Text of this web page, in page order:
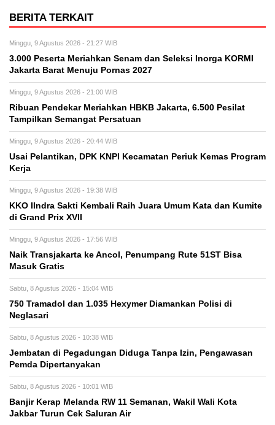
BERITA TERKAIT
Minggu, 9 Agustus 2026 - 21:27 WIB
3.000 Peserta Meriahkan Senam dan Seleksi Inorga KORMI
Jakarta Barat Menuju Pornas 2027
Minggu, 9 Agustus 2026 - 21:00 WIB
Ribuan Pendekar Meriahkan HBKB Jakarta, 6.500 Pesilat
Tampilkan Semangat Persatuan
Minggu, 9 Agustus 2026 - 20:44 WIB
Usai Pelantikan, DPK KNPI Kecamatan Periuk Kemas Program
Kerja
Minggu, 9 Agustus 2026 - 19:38 WIB
KKO IIndra Sakti Kembali Raih Juara Umum Kata dan Kumite
di Grand Prix XVII
Minggu, 9 Agustus 2026 - 17:56 WIB
Naik Transjakarta ke Ancol, Penumpang Rute 51ST Bisa
Masuk Gratis
Sabtu, 8 Agustus 2026 - 15:04 WIB
750 Tramadol dan 1.035 Hexymer Diamankan Polisi di
Neglasari
Sabtu, 8 Agustus 2026 - 10:38 WIB
Jembatan di Pegadungan Diduga Tanpa Izin, Pengawasan
Pemda Dipertanyakan
Sabtu, 8 Agustus 2026 - 10:01 WIB
Banjir Kerap Melanda RW 11 Semanan, Wakil Wali Kota
Jakbar Turun Cek Saluran Air